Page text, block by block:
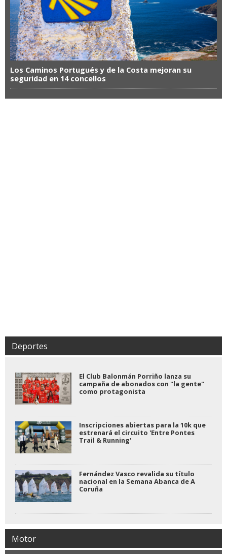
Los Caminos Portugués y de la Costa mejoran su
seguridad en 14 concellos
Deportes
El Club Balonmán Porriño lanza su
campaña de abonados con "la gente"
como protagonista
Inscripciones abiertas para la 10k que
estrenará el circuito 'Entre Pontes
Trail & Running'
Fernández Vasco revalida su título
nacional en la Semana Abanca de A
Coruña
Motor